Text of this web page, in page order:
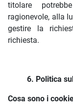
titolare
ragionevole, alla
gestire la
richiesta.
6. Politica
Cosa sono i